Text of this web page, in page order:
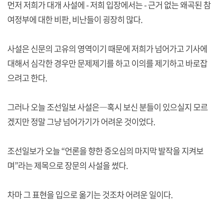
먼저 저희가 대개 사설에 - 저희 입장에서는 - 근거 없는 왜곡된 참
여정부에 대한 비판, 비난들이 굉장히 많다.
사설은 신문의 고유의 영역이기 때문에 저희가 넘어가고 기사에
대해서 심각한 경우만 문제제기를 하고 이의를 제기하고 바로잡
으려고 한다.
그러나 오늘 조선일보 사설은―혹시 보신 분들이 있으실지 모르
겠지만 정말 그냥 넘어가기가 어려운 것이었다.
조선일보가 오늘 “언론을 향한 증오심의 마지막 발작을 지켜보
며”라는 제목으로 장문의 사설을 썼다.
차마 그 표현을 입으로 옮기는 것조차 어려운 일이다.